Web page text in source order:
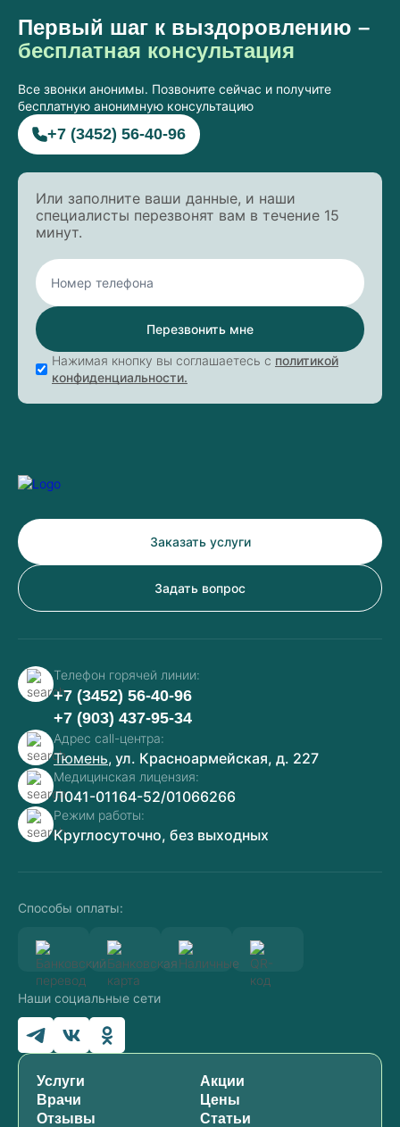
Первый шаг к выздоровлению –
бесплатная консультация
Все звонки анонимы. Позвоните сейчас и получите
бесплатную анонимную консультацию
+7 (3452) 56-40-96
Или заполните ваши данные, и наши
специалисты перезвонят вам в течение 15
минут.
Перезвонить мне
Нажимая кнопку вы соглашаетесь с политикой
конфиденциальности.
Заказать услуги
Задать вопрос
Телефон горячей линии:
+7 (3452) 56-40-96
+7 (903) 437-95-34
Адрес call-центра:
Тюмень, ул. Красноармейская, д. 227
Медицинская лицензия:
Л041-01164-52/01066266
Режим работы:
Круглосуточно, без выходных
Способы оплаты:
Наши социальные сети
Услуги
Акции
Врачи
Цены
Отзывы
Статьи